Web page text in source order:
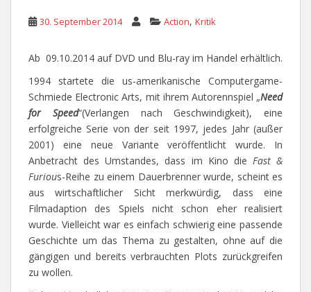
30. September 2014 Action, Kritik
Ab 09.10.2014 auf DVD und Blu-ray im Handel erhältlich.
1994 startete die us-amerikanische Computergame-
Schmiede Electronic Arts, mit ihrem Autorennspiel „Need
for Speed“(Verlangen nach Geschwindigkeit), eine
erfolgreiche Serie von der seit 1997, jedes Jahr (außer
2001) eine neue Variante veröffentlicht wurde. In
Anbetracht des Umstandes, dass im Kino die Fast &
Furious-Reihe zu einem Dauerbrenner wurde, scheint es
aus wirtschaftlicher Sicht merkwürdig, dass eine
Filmadaption des Spiels nicht schon eher realisiert
wurde. Vielleicht war es einfach schwierig eine passende
Geschichte um das Thema zu gestalten, ohne auf die
gängigen und bereits verbrauchten Plots zurückgreifen
zu wollen.